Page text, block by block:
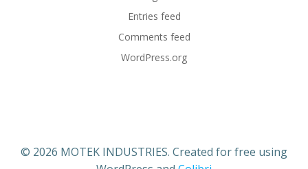
Entries feed
Comments feed
WordPress.org
© 2026 MOTEK INDUSTRIES. Created for free using